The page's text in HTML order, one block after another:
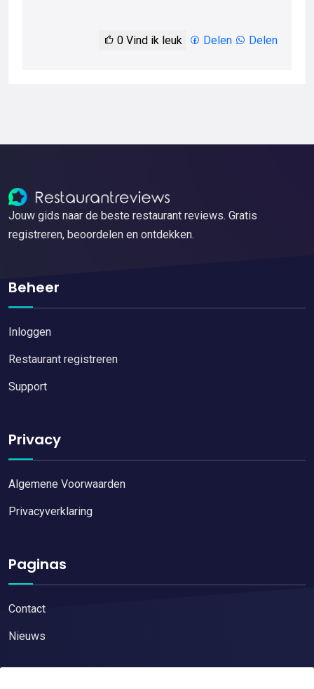
0 Vind ik leuk Delen Delen
Jouw gids naar de beste restaurant reviews. Gratis
registreren, beoordelen en ontdekken.
Beheer
Inloggen
Restaurant registreren
Support
Privacy
Algemene Voorwaarden
Privacyverklaring
Paginas
Contact
Nieuws